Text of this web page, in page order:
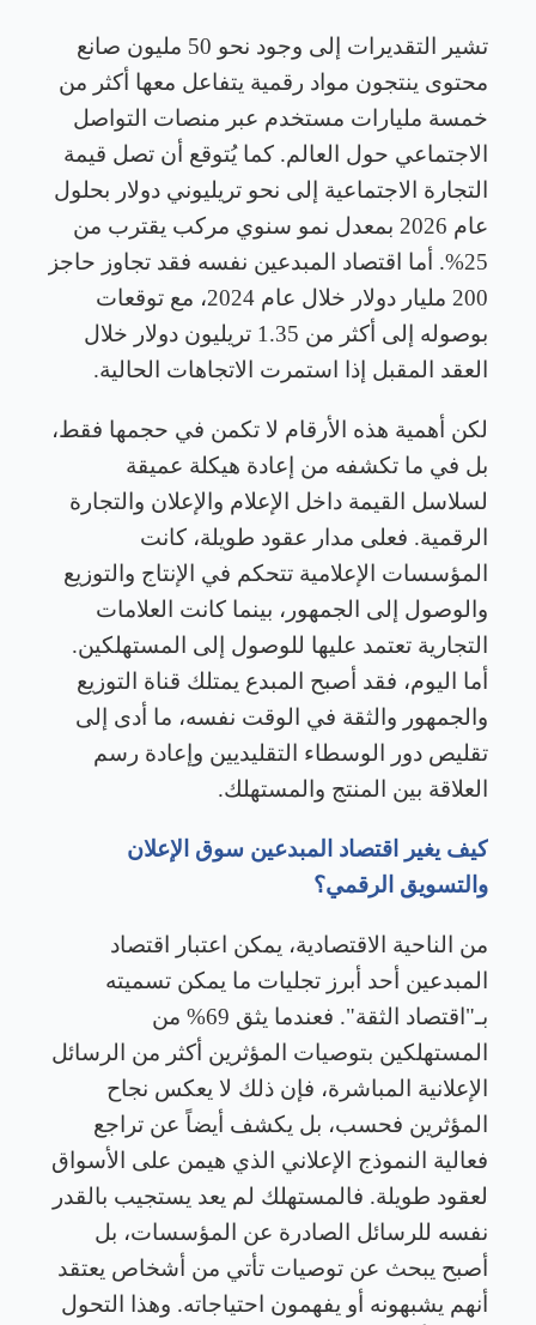
تشير التقديرات إلى وجود نحو 50 مليون صانع
محتوى ينتجون مواد رقمية يتفاعل معها أكثر من
خمسة مليارات مستخدم عبر منصات التواصل
الاجتماعي حول العالم. كما يُتوقع أن تصل قيمة
التجارة الاجتماعية إلى نحو تريليوني دولار بحلول
عام 2026 بمعدل نمو سنوي مركب يقترب من
25%. أما اقتصاد المبدعين نفسه فقد تجاوز حاجز
200 مليار دولار خلال عام 2024، مع توقعات
بوصوله إلى أكثر من 1.35 تريليون دولار خلال
العقد المقبل إذا استمرت الاتجاهات الحالية.
لكن أهمية هذه الأرقام لا تكمن في حجمها فقط،
بل في ما تكشفه من إعادة هيكلة عميقة
لسلاسل القيمة داخل الإعلام والإعلان والتجارة
الرقمية. فعلى مدار عقود طويلة، كانت
المؤسسات الإعلامية تتحكم في الإنتاج والتوزيع
والوصول إلى الجمهور، بينما كانت العلامات
التجارية تعتمد عليها للوصول إلى المستهلكين.
أما اليوم، فقد أصبح المبدع يمتلك قناة التوزيع
والجمهور والثقة في الوقت نفسه، ما أدى إلى
تقليص دور الوسطاء التقليديين وإعادة رسم
العلاقة بين المنتج والمستهلك.
كيف يغير اقتصاد المبدعين سوق الإعلان
والتسويق الرقمي؟
من الناحية الاقتصادية، يمكن اعتبار اقتصاد
المبدعين أحد أبرز تجليات ما يمكن تسميته
بـ"اقتصاد الثقة". فعندما يثق 69% من
المستهلكين بتوصيات المؤثرين أكثر من الرسائل
الإعلانية المباشرة، فإن ذلك لا يعكس نجاح
المؤثرين فحسب، بل يكشف أيضاً عن تراجع
فعالية النموذج الإعلاني الذي هيمن على الأسواق
لعقود طويلة. فالمستهلك لم يعد يستجيب بالقدر
نفسه للرسائل الصادرة عن المؤسسات، بل
أصبح يبحث عن توصيات تأتي من أشخاص يعتقد
أنهم يشبهونه أو يفهمون احتياجاته. وهذا التحول